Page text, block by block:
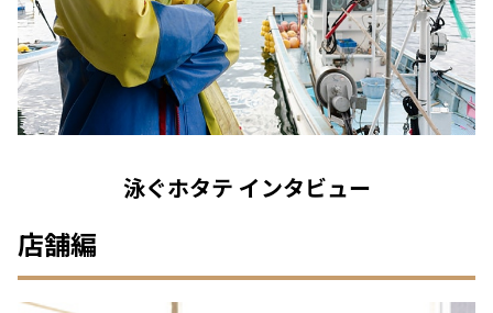
泳ぐホタテ インタビュー
店舗編